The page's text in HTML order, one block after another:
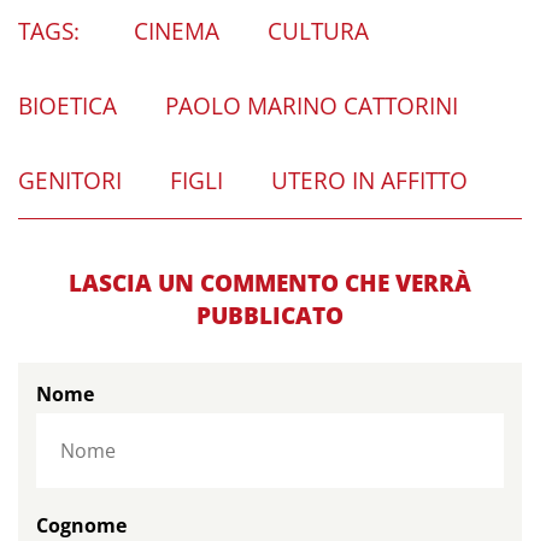
TAGS: CINEMA CULTURA
BIOETICA PAOLO MARINO CATTORINI
GENITORI FIGLI UTERO IN AFFITTO
LASCIA UN COMMENTO CHE VERRÀ
PUBBLICATO
Nome
Cognome